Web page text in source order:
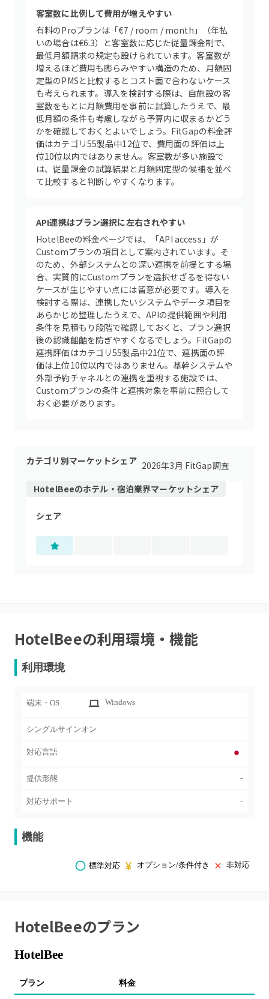
客室数に比例して費用が増えやすい
有料のProプランは「€7 / room / month」（年払
いの場合は€6.3）と客室数に応じた従量課金制で、
最低月額請求の規定も設けられています。客室数が
増えるほど費用も膨らみやすい構造のため、月額固
定型のPMSと比較するとコスト面で合わないケース
も考えられます。導入を検討する際は、自施設の客
室数をもとに月額費用を事前に試算したうえで、最
低月額の条件も考慮しながら予算内に収まるかどう
かを確認しておくとよいでしょう。FitGapの料金評
価はカテゴリ55製品中12位で、費用面の評価は上
位10位以内ではありません。客室数が多い施設で
は、従量課金の試算結果と月額固定型の候補を並べ
て比較すると判断しやすくなります。
API連携はプラン選択に左右されやすい
HotelBeeの料金ページでは、「API access」が
Customプランの項目として案内されています。そ
のため、外部システムとの深い連携を前提とする場
合、実質的にCustomプランを選択せざるを得ない
ケースが生じやすい点には留意が必要です。導入を
検討する際は、連携したいシステムやデータ項目を
あらかじめ整理したうえで、APIの提供範囲や利用
条件を見積もり段階で確認しておくと、プラン選択
後の認識齟齬を防ぎやすくなるでしょう。FitGapの
連携評価はカテゴリ55製品中21位で、連携面の評
価は上位10位以内ではありません。基幹システムや
外部予約チャネルとの連携を重視する施設では、
Customプランの条件と連携対象を事前に照合して
おく必要があります。
カテゴリ別マーケットシェア 2026年3月 FitGap調査
HotelBeeのホテル・宿泊業界マーケットシェア
シェア
HotelBeeの利用環境・機能
利用環境
端末・OS Windows
シングルサインオン
対応言語
提供形態 -
対応サポート -
機能
標準対応 オプション/条件付き 非対応
HotelBeeのプラン
HotelBee
プラン 料金